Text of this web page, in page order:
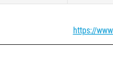
https://